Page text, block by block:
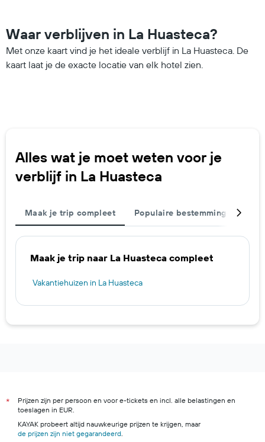
Waar verblijven in La Huasteca?
Met onze kaart vind je het ideale verblijf in La Huasteca. De
kaart laat je de exacte locatie van elk hotel zien.
Alles wat je moet weten voor je
verblijf in La Huasteca
Maak je trip compleet Populaire bestemmingen
Maak je trip naar La Huasteca compleet
Vakantiehuizen in La Huasteca
*
Prijzen zijn per persoon en voor e-tickets en incl. alle belastingen en
toeslagen in EUR.
KAYAK probeert altijd nauwkeurige prijzen te krijgen, maar
de prijzen zijn niet gegarandeerd.